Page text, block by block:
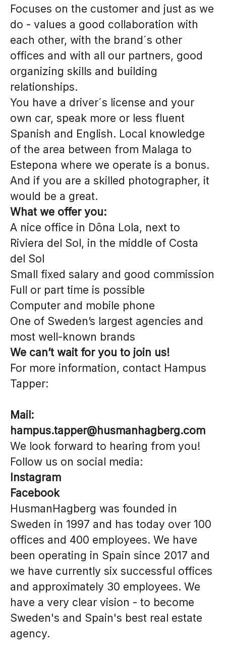
Focuses on the customer and just as we
do - values a good collaboration with
each other, with the brand´s other
offices and with all our partners, good
organizing skills and building
relationships.
You have a driver´s license and your
own car, speak more or less fluent
Spanish and English. Local knowledge
of the area between from Malaga to
Estepona where we operate is a bonus.
And if you are a skilled photographer, it
would be a great.
What we offer you:
A nice office in Dôna Lola, next to
Riviera del Sol, in the middle of Costa
del Sol
Small fixed salary and good commission
Full or part time is possible
Computer and mobile phone
One of Sweden’s largest agencies and
most well-known brands
We can’t wait for you to join us!
For more information, contact Hampus
Tapper:
Mail:
hampus.tapper@husmanhagberg.com
We look forward to hearing from you!
Follow us on social media:
Instagram
Facebook
HusmanHagberg was founded in
Sweden in 1997 and has today over 100
offices and 400 employees. We have
been operating in Spain since 2017 and
we have currently six successful offices
and approximately 30 employees. We
have a very clear vision - to become
Sweden's and Spain's best real estate
agency.